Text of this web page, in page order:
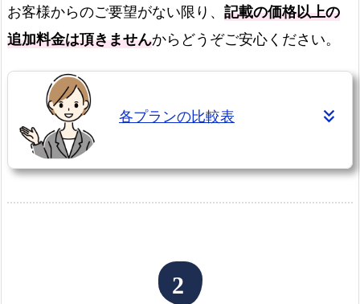
由
選
べ
4
ン
福
中
央
お客様からのご要望がない限り、 記載の価格以上の
追加料金は頂きませんからどうぞご安心ください。
各プランの比較表